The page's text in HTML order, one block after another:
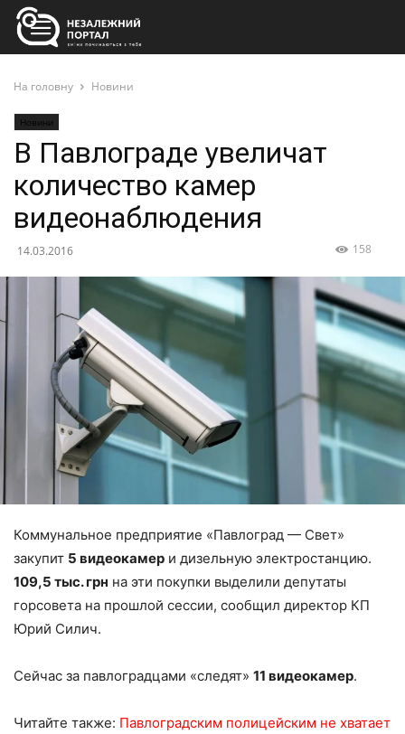
На головну Новини
Новини
В Павлограде увеличат
количество камер
видеонаблюдения
14.03.2016 158
Коммунальное предприятие «Павлоград — Свет»
закупит 5 видеокамер и дизельную электростанцию.
109,5 тыс. грн на эти покупки выделили депутаты
горсовета на прошлой сессии, сообщил директор КП
Юрий Силич.
Сейчас за павлоградцами «следят» 11 видеокамер.
Читайте также: Павлоградским полицейским не хватает